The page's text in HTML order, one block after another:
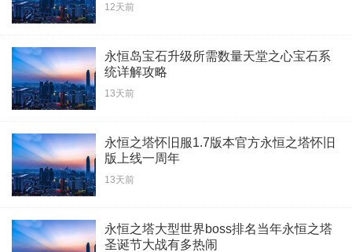
12天前
永恒岛宝石升级所需数量天堂之心宝石系
统详解攻略
13天前
永恒之塔怀旧服1.7版本官方永恒之塔怀旧
版上线一周年
13天前
永恒之塔大型世界boss排名当年永恒之塔
圣诞节大战有多热闹